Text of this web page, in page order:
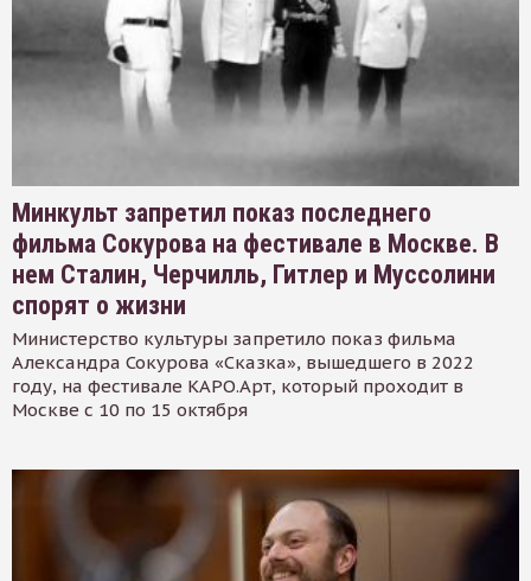
Минкульт запретил показ последнего
фильма Сокурова на фестивале в Москве. В
нем Сталин, Черчилль, Гитлер и Муссолини
спорят о жизни
Министерство культуры запретило показ фильма
Александра Сокурова «Сказка», вышедшего в 2022
году, на фестивале КАРО.Арт, который проходит в
Москве с 10 по 15 октября